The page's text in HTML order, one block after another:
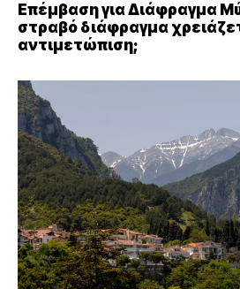
Επέμβαση για Διάφραγμα
στραβό διάφραγμα
αντιμετώπιση;